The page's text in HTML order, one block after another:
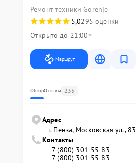
Ремонт техники Gorenje
5,0295 оценки
Открыто до 21:00
Маршрут
ОбзорОтзывы 235
Адрес
г. Пенза, Московская ул., 83
Контакты
+7 (800) 301-55-83
+7 (800) 301-55-83